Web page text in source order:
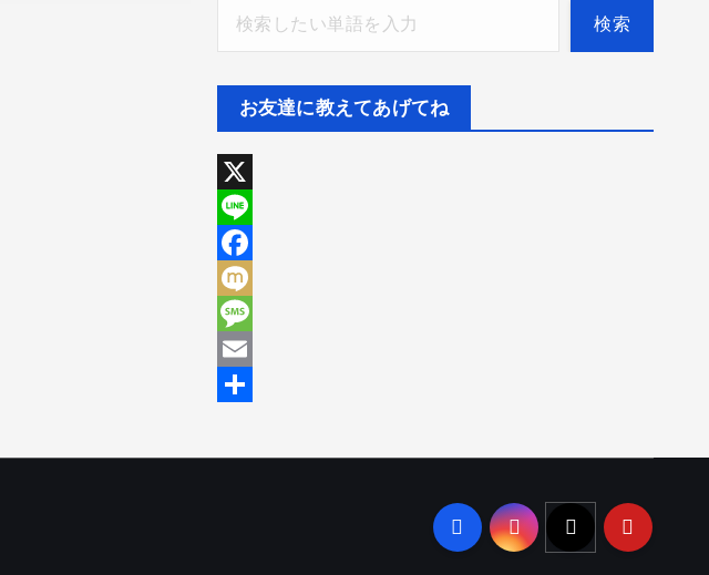
検索
お友達に教えてあげてね
X
L
n
e
F
a
c
o
M
x
M
s
E
a
有